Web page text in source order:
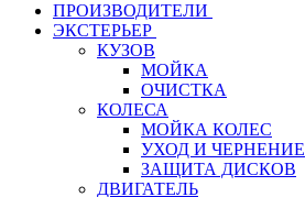
ПРОИЗВОДИТЕЛИ
ЭКСТЕРЬЕР
КУЗОВ
МОЙКА
ОЧИСТКА
КОЛЕСА
МОЙКА КОЛЕС
УХОД И ЧЕРНЕНИЕ
ЗАЩИТА ДИСКОВ
ДВИГАТЕЛЬ